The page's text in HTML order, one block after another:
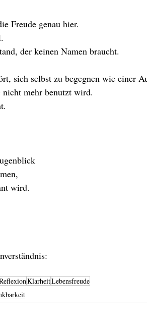
Freude genau hier.
der keinen Namen braucht.
sich selbst zu begegnen wie einer
nicht mehr benutzt wird.
wird.
KlarheitLebensfreude